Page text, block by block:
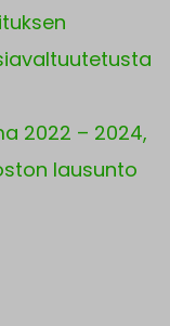
2022 – 2024,
lausunto